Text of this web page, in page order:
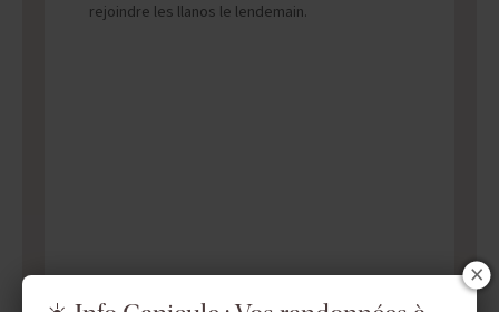
rejoindre les llanos le lendemain.